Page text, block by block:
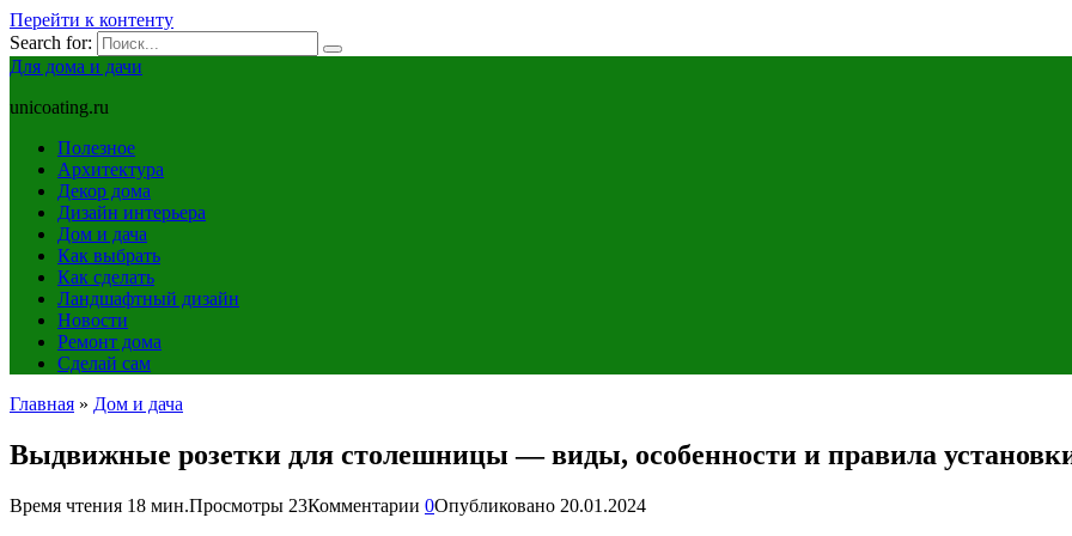
Перейти к контенту
Search for:
Для дома и дачи
unicoating.ru
Полезное
Архитектура
Декор дома
Дизайн интерьера
Дом и дача
Как выбрать
Как сделать
Ландшафтный дизайн
Новости
Ремонт дома
Сделай сам
Главная » Дом и дача
Выдвижные розетки для столешницы — виды, особенности и правила
Время чтения 18 мин.Просмотры 23Комментарии 0Опубликовано 20.01.2024